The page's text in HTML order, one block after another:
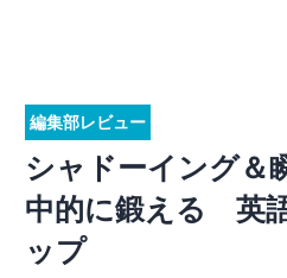
編集部レビュー
シャドーイング＆
中的に鍛える 英
ップ